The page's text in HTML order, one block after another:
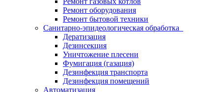
Ремонт оборудования
Ремонт бытовой техники
Санитарно-эпидеологическая обработка
Дератизация
Дезинсекция
Уничтожение плесени
Фумигация (газация)
Дезинфекция транспорта
Дезинфекция помещений
Автоматизация